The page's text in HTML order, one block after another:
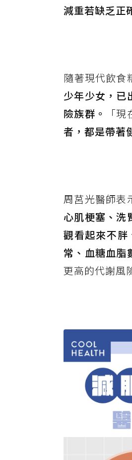
減重若缺乏正
隨著現代飲食
少年少女，已
險族群。
「
者，都是帶著
周莒光醫師表
心肌梗塞、洗
觀看起來不胖
常、血糖血脂
更高的代謝風